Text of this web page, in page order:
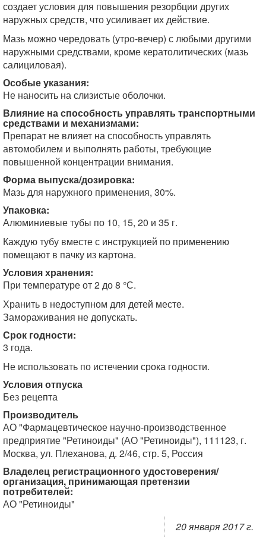
создает условия для повышения резорбции других
наружных средств, что усиливает их действие.
Мазь можно чередовать (утро-вечер) с любыми другими
наружными средствами, кроме кератолитических (мазь
салициловая).
Особые указания:
Не наносить на слизистые оболочки.
Влияние на способность управлять транспортными
средствами и механизмами:
Препарат не влияет на способность управлять
автомобилем и выполнять работы, требующие
повышенной концентрации внимания.
Форма выпуска/дозировка:
Мазь для наружного применения, 30%.
Упаковка:
Алюминиевые тубы по 10, 15, 20 и 35 г.
Каждую тубу вместе с инструкцией по применению
помещают в пачку из картона.
Условия хранения:
При температуре от 2 до 8 °С.
Хранить в недоступном для детей месте.
Замораживания не допускать.
Срок годности:
3 года.
Не использовать по истечении срока годности.
Условия отпуска
Без рецепта
Производитель
АО "Фармацевтическое научно-производственное
предприятие "Ретиноиды" (АО "Ретиноиды"), 111123, г.
Москва, ул. Плеханова, д. 2/46, стр. 5, Россия
Владелец регистрационного удостоверения/
организация, принимающая претензии
потребителей:
АО "Ретиноиды"
20 января 2017 г.